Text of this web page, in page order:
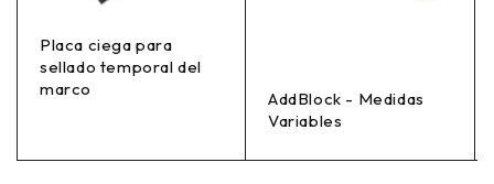
Placa ciega para
sellado temporal del
marco
AddBlock - Medidas
Variables